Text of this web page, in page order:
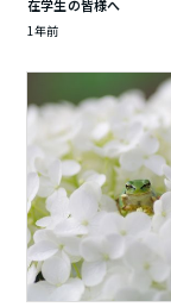
在学生の皆様へ
1年前